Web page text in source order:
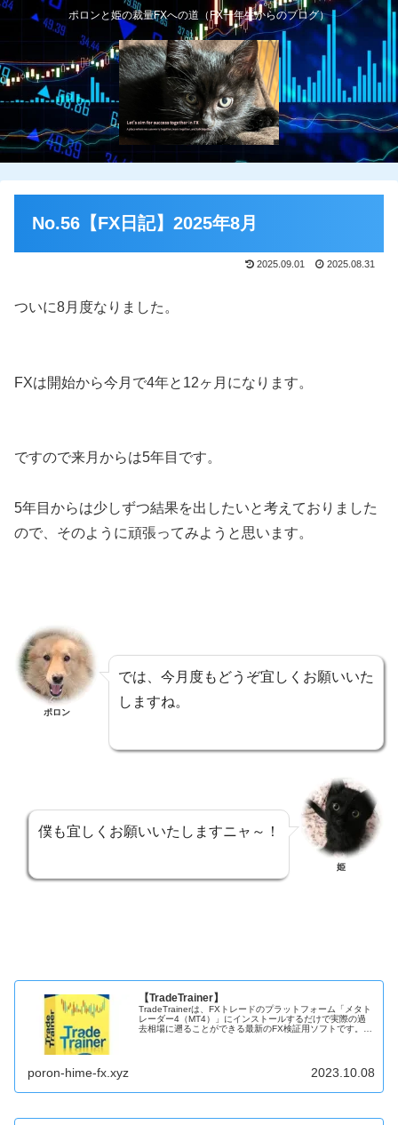
ポロンと姫の裁量FXへの道（FX一年生からのブログ）
No.56【FX日記】2025年8月
2025.09.01 2025.08.31
ついに8月度なりました。
FXは開始から今月で4年と12ヶ月になります。
ですので来月からは5年目です。
5年目からは少しずつ結果を出したいと考えておりました
ので、そのように頑張ってみようと思います。
ポロン
では、今月度もどうぞ宜しくお願いいた
しますね。
僕も宜しくお願いいたしますニャ～！
姫
【TradeTrainer】
TradeTrainerは、FXトレードのプラットフォーム「メタト
レーダー4（MT4）」にインストールするだけで実際の過
去相場に遡ることができる最新のFX検証用ソフトです。リ
poron-hime-fx.xyz 2023.10.08